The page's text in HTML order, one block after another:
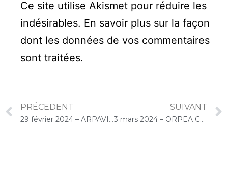
Ce site utilise Akismet pour réduire les
indésirables. En savoir plus sur la façon
dont les données de vos commentaires
sont traitées.
PRÉCEDENT
29 février 2024 – ARPAVIE Anne de Bretagne (Les Mureaux) : Concert « Choco-Cello Solo »
SUIVANT
3 mars 2024 – ORPEA Chantereine (Coubron) : Concert « Cello Solo »